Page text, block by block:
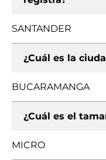
SANTANDER
¿Cuál es la
BUCARAMANGA
¿Cuál es el
MICRO